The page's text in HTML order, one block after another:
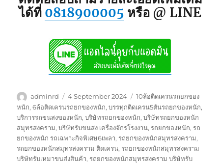
ได้ที่ 0818900005 หรือ @ LINE
Author
adminrd
Posted
on
4 September 2024 Tags
10ล้อติดเครนรถยกของ
หนัก,6ล้อติดเครนรถยกของหนัก,บรรทุกติดเครน5ตันรถยกของหนัก,
บริการรถขนสงของหนัก,บริษัทรถยกของหนัก,บริษัทรถยกของหนัก
สมุทรสงคราม,บริษัทรับขนส่ง เครื่องจักรโรงงาน,รถยกของหนัก,รถ
ยกของหนัก รถเฉพาะกิจพิเศษ6เพลา,รถยกของหนักสมุทรสงคราม,
รถยกของหนักสมุทรสงคราม ติดเครน,รถยกของหนักสมุทรสงคราม
บริษัทรับเหมาขนส่งสินค้า,รถยกของหนักสมุทรสงคราม บริษัทรับ